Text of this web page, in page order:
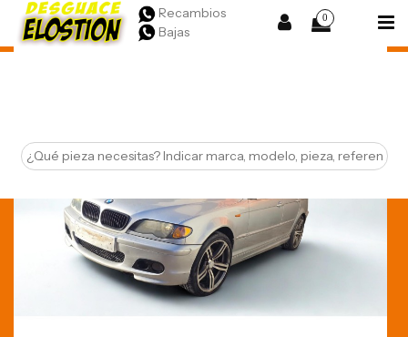
Recambios
Bajas
0